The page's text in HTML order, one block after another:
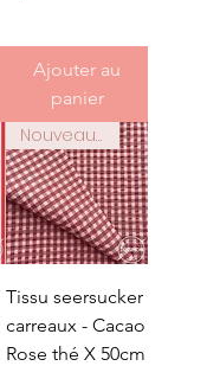
Ajouter au
panier
Nouveauté
Tissu seersucker
carreaux - Cacao
Rose thé X 50cm